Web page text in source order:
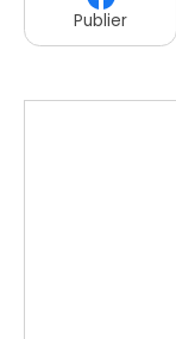
Publier